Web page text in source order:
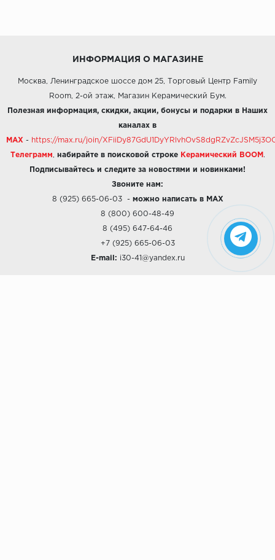
ИНФОРМАЦИЯ О МАГАЗИНЕ
Москва, Ленинградское шоссе дом 25, Торговый Центр Family
Room, 2-ой этаж, Магазин Керамический Бум.
Полезная информация, скидки, акции, бонусы и подарки в Наших
каналах в
MAX - https://max.ru/join/
Телеграмм набирайте в поисковой строке Керамический BOOM .
Подписывайтесь и следите за новостями и новинками!
Звоните нам:
8 (925) 665-06-03- можно написать в MAX
8 (800) 600-48-49
8 (495) 647-64-46
+7 (925) 665-06-03
E-mail: i30-41@yandex.ru